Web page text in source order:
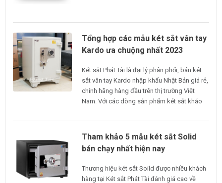
Tổng hợp các mẫu két sắt vân tay
Kardo ưa chuộng nhất 2023
Két sắt Phát Tài là đại lý phân phối, bán két
sắt vân tay Kardo nhập khẩu Nhật Bản giá rẻ,
chính hãng hàng đầu trên thị trường Việt
Nam. Với các dòng sản phẩm két sắt kháo
hóa đơn theo yêu cầu của khách hàng.
Tham khảo 5 mẫu két sắt Solid
bán chạy nhất hiện nay
Thương hiệu két sắt Soild được nhiều khách
hàng tại Két sắt Phát Tài đánh giá cao về